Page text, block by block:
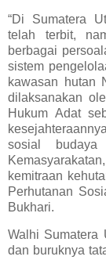
“Di Sumatera
telah terbit,
berbagai
sistem
kawasan hutan
dilaksanakan
Hukum Adat
sosial
Kemasyarakatan,
kemitraan
Perhutanan
Bukhari.
Walhi Sumatera
dan buruknya